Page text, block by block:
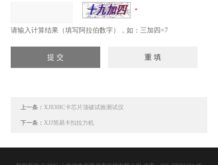
请输入计算结果（填写阿拉伯数字），如：三加四=7
上一条：XJ830IC卡芯片顶破试验测试仪
下一条：XJJ简易卡扣拉力机